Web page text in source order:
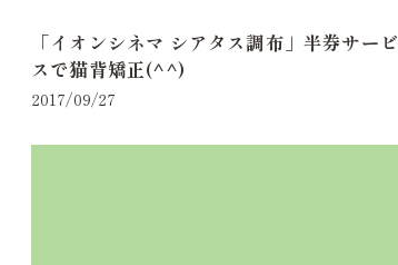
「イオンシネマ シアタス調布」半券サービ
スで猫背矯正(^^)
2017/09/27